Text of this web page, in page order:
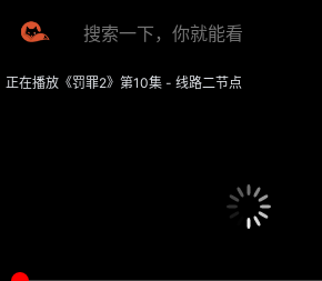
正在播放《罚罪2》第10集 - 线路二节点